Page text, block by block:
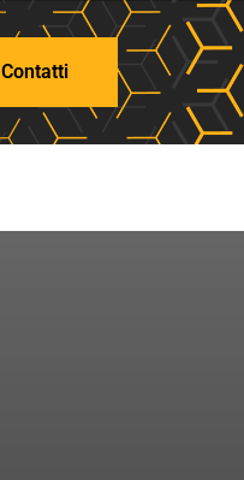
Contatti